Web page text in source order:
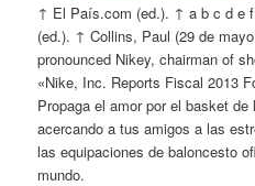
↑ El País.com (ed.). ↑ a b c d e
(ed.). ↑ Collins, Paul (29 de
pronounced Nikey, chairman of
«Nike, Inc. Reports Fiscal 2013
Propaga el amor por el basket
acercando a tus amigos a las
las equipaciones de baloncesto
mundo.